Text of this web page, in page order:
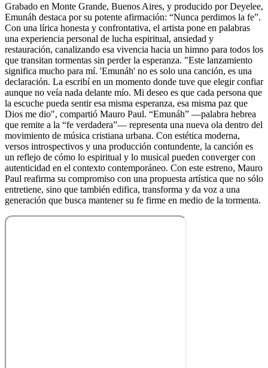
Grabado en Monte Grande, Buenos Aires, y producido por Deyelee,
Emunáh destaca por su potente afirmación: “Nunca perdimos la fe”.
Con una lírica honesta y confrontativa, el artista pone en palabras
una experiencia personal de lucha espiritual, ansiedad y
restauración, canalizando esa vivencia hacia un himno para todos los
que transitan tormentas sin perder la esperanza. "Este lanzamiento
significa mucho para mí. 'Emunáh' no es solo una canción, es una
declaración. La escribí en un momento donde tuve que elegir confiar
aunque no veía nada delante mío. Mi deseo es que cada persona que
la escuche pueda sentir esa misma esperanza, esa misma paz que
Dios me dio", compartió Mauro Paul. “Emunáh” —palabra hebrea
que remite a la “fe verdadera”— representa una nueva ola dentro del
movimiento de música cristiana urbana. Con estética moderna,
versos introspectivos y una producción contundente, la canción es
un reflejo de cómo lo espiritual y lo musical pueden converger con
autenticidad en el contexto contemporáneo. Con este estreno, Mauro
Paul reafirma su compromiso con una propuesta artística que no sólo
entretiene, sino que también edifica, transforma y da voz a una
generación que busca mantener su fe firme en medio de la tormenta.